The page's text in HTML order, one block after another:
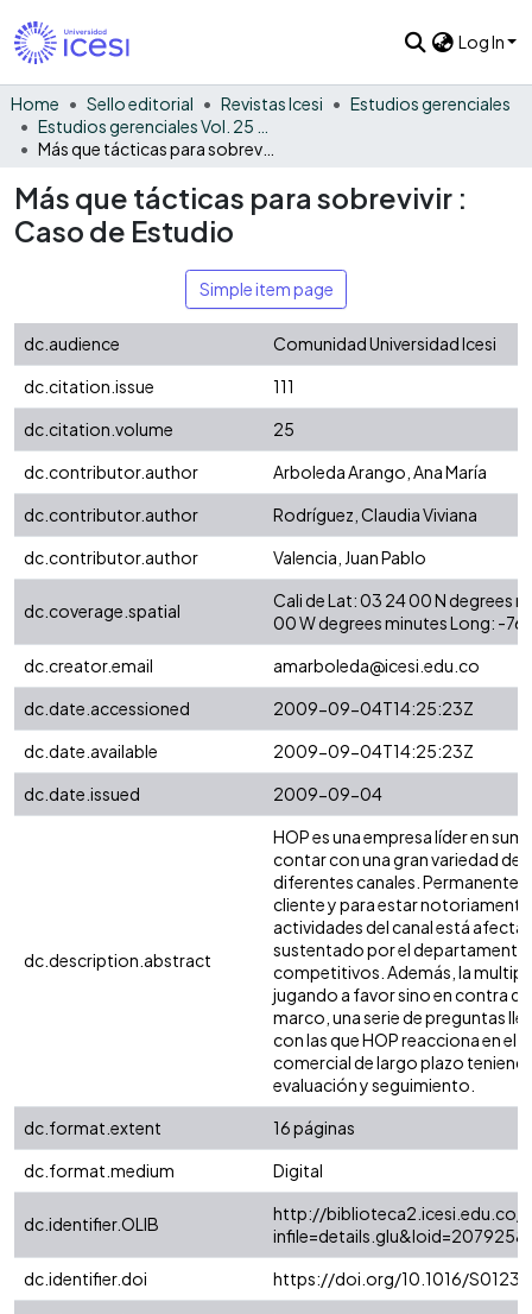
Log In
Home Sello editorial Revistas Icesi
Estudios gerenciales
Más que tácticas para sobrevivir :
Caso de Estudio
Simple item page
dc.audience
Comunidad Universidad Icesi
dc.citation.issue
111
dc.citation.volume
25
dc.contributor.author
Arboleda Arango, Ana María
dc.contributor.author
Rodríguez, Claudia Viviana
dc.contributor.author
Valencia, Juan Pablo
dc.coverage.spatial
Cali de Lat: 03 24 00 N degrees
00 W degrees minutes Long: -
dc.creator.email
amarboleda@icesi.edu.co
dc.date.accessioned
2009-09-04T14:25:23Z
dc.date.available
2009-09-04T14:25:23Z
dc.date.issued
2009-09-04
dc.description.abstract
HOP es una empresa líder en
contar con una gran variedad de
diferentes canales.
cliente y para estar
actividades del canal está
sustentado por el
competitivos. Además, la
jugando a favor sino en contra
marco, una serie de preguntas
con las que HOP reacciona en el
comercial de largo plazo
evaluación y seguimiento.
dc.format.extent
16 páginas
dc.format.medium
Digital
dc.identifier.OLIB
http://biblioteca2.icesi.edu.co/
dc.identifier.doi
https://doi.org/10.1016/